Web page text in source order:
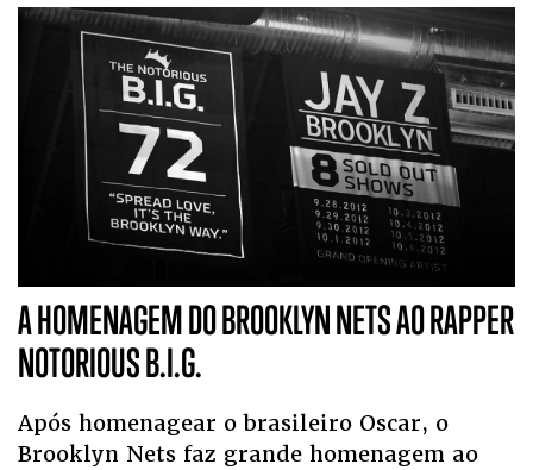
A HOMENAGEM DO BROOKLYN NETS AO RAPPER
NOTORIOUS B.I.G.
Após homenagear o brasileiro Oscar, o
Brooklyn Nets faz grande homenagem ao